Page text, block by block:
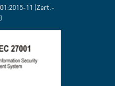
11 (Zert.-